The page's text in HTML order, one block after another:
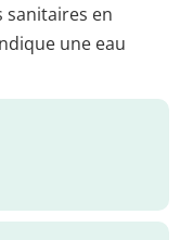
sanitaires en
une eau